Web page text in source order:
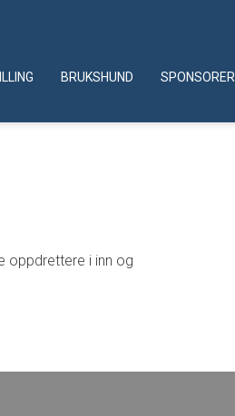
BRUKSHUND SPONSORER
oppdrettere i inn og